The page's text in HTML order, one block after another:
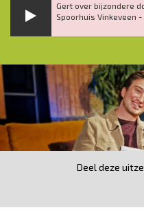
Gert over bijzondere
Spoorhuis Vinkeveen -
Deel deze